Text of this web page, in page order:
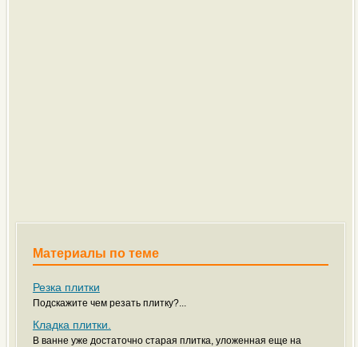
Материалы по теме
Резка плитки
Подскажите чем резать плитку?...
Кладка плитки.
В ванне уже достаточно старая плитка, уложенная еще на